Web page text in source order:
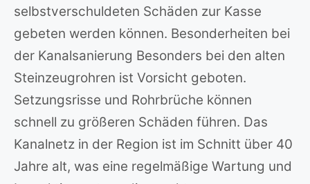
selbstverschuldeten Schäden zur Kasse
gebeten werden können. Besonderheiten bei
der Kanalsanierung Besonders bei den alten
Steinzeugrohren ist Vorsicht geboten.
Setzungsrisse und Rohrbrüche können
schnell zu größeren Schäden führen. Das
Kanalnetz in der Region ist im Schnitt über 40
Jahre alt, was eine regelmäßige Wartung und